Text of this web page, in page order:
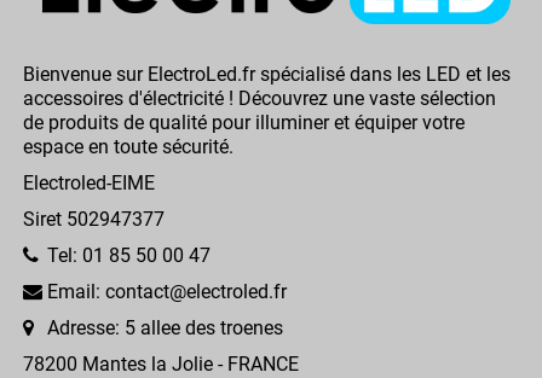
Bienvenue sur ElectroLed.fr spécialisé dans les LED et les
accessoires d'électricité ! Découvrez une vaste sélection
de produits de qualité pour illuminer et équiper votre
espace en toute sécurité.
Electroled-EIME
Siret 502947377
Tel: 01 85 50 00 47
Email: contact@electroled.fr
Adresse: 5 allee des troenes
78200 Mantes la Jolie - FRANCE